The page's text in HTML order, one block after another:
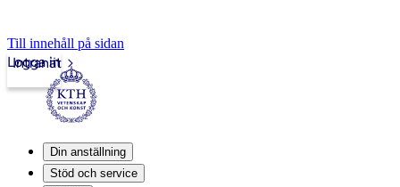
Till innehåll på sidan
Intranät
Logga in
Din anställning
Stöd och service